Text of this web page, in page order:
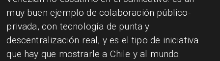
muy buen ejemplo de colaboración público-
privada, con tecnología de punta y
descentralización real, y es el tipo de iniciativa
que hay que mostrarle a Chile y al mundo.